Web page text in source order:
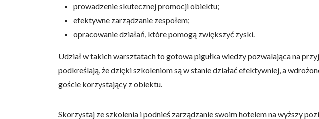
prowadzenie skutecznej promocji obiektu;
efektywne zarządzanie zespołem;
opracowanie działań, które pomogą zwiększyć zyski.
Udział w takich warsztatach to gotowa pigułka wiedzy pozwalająca na
podkreślają, że dzięki szkoleniom są w stanie działać efektywniej, a
goście korzystający z obiektu.
Skorzystaj ze szkolenia i podnieś zarządzanie swoim hotelem na wyższy
Nieklasyfikowane
Nieklasyfikowane pliki cookie, to pliki, które są w procesie
Odrzuć Zapisz